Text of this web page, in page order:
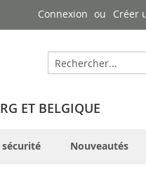
Connexion Créer
Rechercher
ET BELGIQUE
Nouveautés